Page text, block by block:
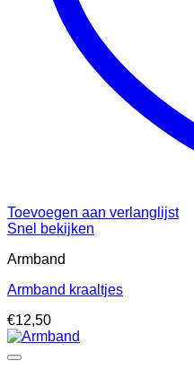
Toevoegen aan verlanglijst
Snel bekijken
Armband
Armband kraaltjes
€12,50